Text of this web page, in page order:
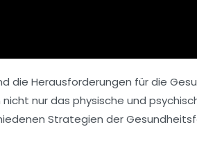
die Herausforderungen für die
nur das physische und
Strategien der